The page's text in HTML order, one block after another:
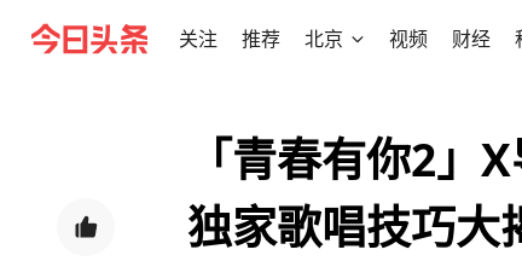
关注 推荐 北京 视频 财经
「青春有你2」
独家歌唱技巧大